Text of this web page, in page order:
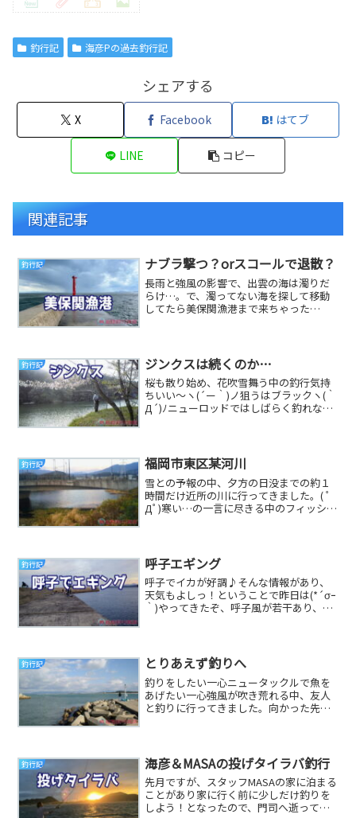
釣行記 海彦Pの過去釣行記
シェアする
X Facebook はてブ
LINE コピー
関連記事
釣行記 ナブラ撃つ？orスコールで退散？
長雨と強風の影響で、出雲の海は濁りだ
らけ…。で、濁ってない海を探して移動
してたら美保関漁港まで来ちゃった
釣行記 ジンクスは続くのか…
桜も散り始め、花吹雪舞う中の釣行気持
ちいい～ヽ(´ー｀)ノ狙うはブラックヽ(｀
Д´)ﾉニューロッドではしばらく釣れな
釣行記 福岡市東区某河川
雪との予報の中、夕方の日没までの約１
時間だけ近所の川に行ってきました。( ﾟ
Дﾟ)寒い…の一言に尽きる中のフィッシン
釣行記 呼子エギング
呼子でイカが好調♪そんな情報があり、
天気もよしっ！ということで昨日は(*´σｰ
｀)やってきたぞ、呼子風が若干あり、冷
釣行記 とりあえず釣りへ
釣りをしたい一心ニュータックルで魚を
あげたい一心強風が吹き荒れる中、友人
と釣りに行ってきました。向かった先は
釣行記 海彦＆MASAの投げタイラバ釣行
先月ですが、スタッフMASAの家に泊まる
ことがあり家に行く前に少しだけ釣りを
しよう！となったので、門司へ逝ってき